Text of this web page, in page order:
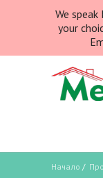
We
your
Начало /